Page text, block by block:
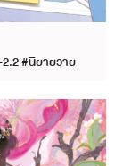
#นิยายวาย